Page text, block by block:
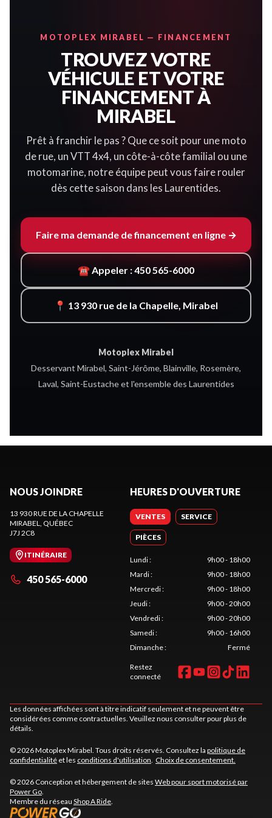
MOTOPLEX MIRABEL — FINANCEMENT
TROUVEZ VOTRE
VÉHICULE ET VOTRE
FINANCEMENT À
MIRABEL
Prêt à franchir le pas ? Que ce soit pour une moto
de rue, un VTT 4x4, un côte-à-côte familial ou une
motomarine, notre équipe peut vous faire rouler
dès cette saison dans les Laurentides.
Faire ma demande de financement en ligne →
☎ Appeler : 450 565-6000
📍 13 930 rue de la Chapelle, Mirabel
Motoplex Mirabel
Desservant Mirabel, Saint-Jérôme, Blainville, Rosemère,
Laval, Saint-Eustache et l'ensemble des Laurentides
NOUS JOINDRE
13 930 RUE DE LA CHAPELLE
MIRABEL, QUÉBEC
J7J 2C8
ITINÉRAIRE
450 565-6000
HEURES D'OUVERTURE
VENTES SERVICE
PIÈCES
Lundi:
9h00 - 18h00
Mardi:
9h00 - 18h00
Mercredi:
9h00 - 18h00
Jeudi:
9h00 - 20h00
Vendredi:
9h00 - 20h00
Samedi:
9h00 - 16h00
Dimanche: Fermé
Restez
connecté
Les données affichées sont à titre indicatif seulement et ne peuvent être
considérées comme contractuelles. Veuillez nous consulter pour plus de
détails.
© 2026 Motoplex Mirabel. Tous droits réservés. Consultez la politique de
confidentialité et les conditions d'utilisation. Choix de consentement.
© 2026 Conception et hébergement de sites Web pour sport motorisé par
Power Go.
Membre du réseau Shop A Ride.